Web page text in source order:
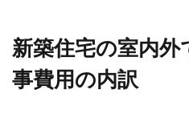
新築住宅の室内
事費用の内訳